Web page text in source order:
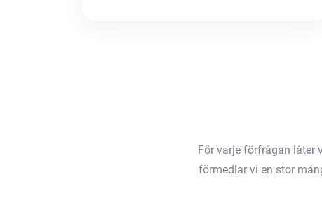
För varje förfrågan låter
förmedlar vi en stor